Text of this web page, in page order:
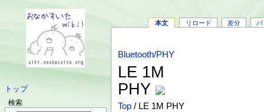
トップ
検索
本文 リロード 差分 バ
Bluetooth/PHY
LE 1M
PHY
Top / LE 1M PHY